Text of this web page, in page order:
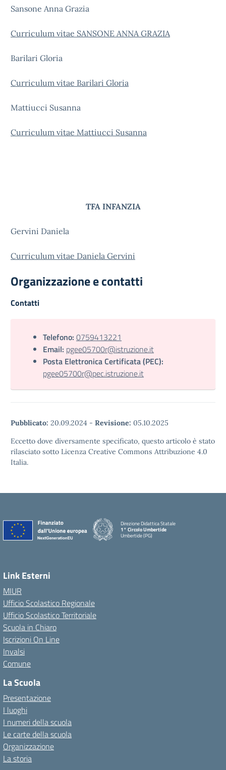
Sansone Anna Grazia
Curriculum vitae SANSONE ANNA GRAZIA
Barilari Gloria
Curriculum vitae Barilari Gloria
Mattiucci Susanna
Curriculum vitae Mattiucci Susanna
TFA INFANZIA
Gervini Daniela
Curriculum vitae Daniela Gervini
Organizzazione e contatti
Contatti
Telefono: 0759413221
Email: pgee05700r@istruzione.it
Posta Elettronica Certificata (PEC):
pgee05700r@pec.istruzione.it
Pubblicato: 20.09.2024 - Revisione: 05.10.2025
Eccetto dove diversamente specificato, questo articolo è stato
rilasciato sotto Licenza Creative Commons Attribuzione 4.0
Italia.
Direzione Didattica Statale
1° Circolo Umbertide
Umbertide (PG)
Link Esterni
MIUR
Ufficio Scolastico Regionale
Ufficio Scolastico Territoriale
Scuola in Chiaro
Iscrizioni On Line
Invalsi
Comune
La Scuola
Presentazione
I luoghi
I numeri della scuola
Le carte della scuola
Organizzazione
La storia